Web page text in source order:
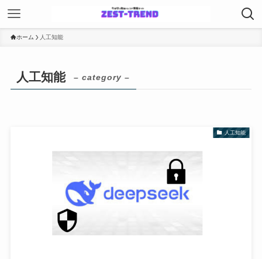
ホーム 人工知能
人工知能 – category –
人工知能